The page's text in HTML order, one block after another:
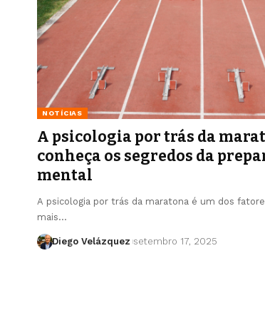
NOTÍCIAS
A psicologia por trás da
conheça os segredos da
mental
A psicologia por trás da maratona é um dos
mais…
Diego Velázquez setembro 17, 2025